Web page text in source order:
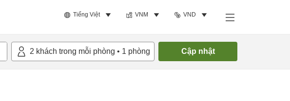
Tiếng Việt VNM VND
2 khách trong mỗi phòng • 1 phòng Cập nhật
Tìm phòng trống